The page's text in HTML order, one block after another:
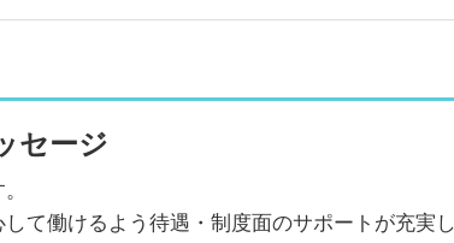
セージ
て働けるよう待遇・制度面のサポートが充実